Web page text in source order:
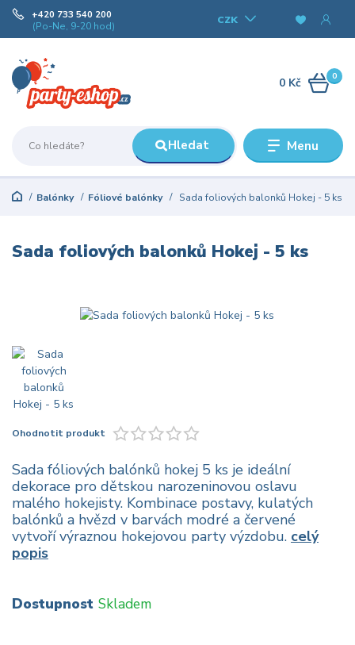
Menu
CZK
Hledat
+420 733 540 200
(Po-Ne, 9-20 hod)
0
0 Kč
Balónky Fóliové balónky Sada foliových balonků Hokej - 5 ks
Sada foliových balonků Hokej - 5 ks
Ohodnotit produkt
Sada fóliových balónků hokej 5 ks je ideální
dekorace pro dětskou narozeninovou oslavu
malého hokejisty. Kombinace postavy, kulatých
balónků a hvězd v barvách modré a červené
vytvoří výraznou hokejovou party výzdobu. celý
popis
Dostupnost Skladem